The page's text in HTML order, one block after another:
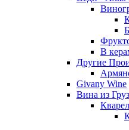
В
Другие
Givany Wine
Вина из